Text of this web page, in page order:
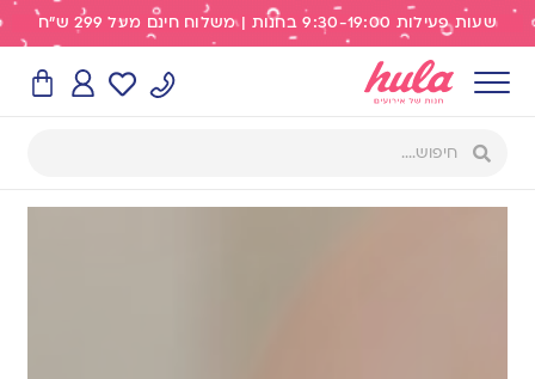
שעות פעילות 9:30-19:00 בחנות | משלוח חינם מעל 299 ש"ח